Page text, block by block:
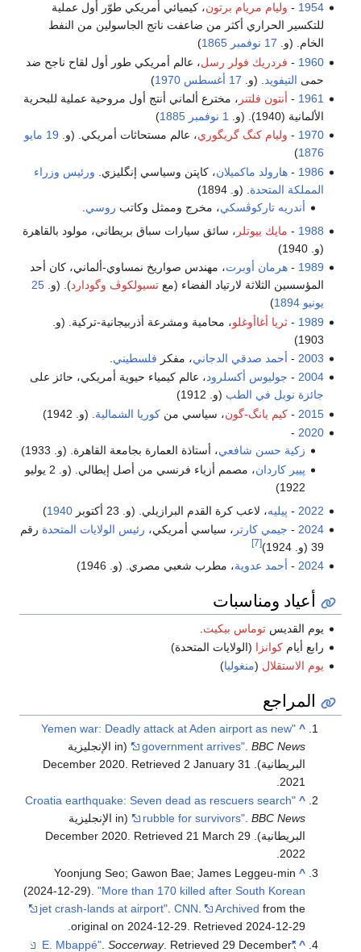
1954
- وليام مريام برتون، كيميائي أمريكي طوّر أول عملية
للتكسير الحراري أكثر من ضاعفت ناتج الجاسولين من النفط
الخام. (و. 17 نوفمبر 1865
)
1960
- فردريك فولر رسل، عالم أمريكي طور أول لقاح ناجح ضد
حمى التيفويد . (و. 17 أغسطس 1970
)
1961
- أنتون فلتنر ، مخترع ألماني أنتج أول مروحية عملية للبحرية
الألمانية (1940). (و.
1 نوفمبر 1885
)
1970
- وليام كنگ گريگوري، عالم مستحاثات أمريكي. (و. 19 مايو
1876
)
1986
-هارولد ماكميلان، كاپتن وسياسي إنگليزي. ورئيس وزراء
المملكة المتحدة . (و. 1894)
أندريه تاركوڤسكي، مخرج وممثل وكاتب روسي
1988
- مايك بيوتلر ، سائق سيارات سباق بريطاني، مولود بالقاهرة
(و. 1940)
1989
-هرمان أوبرت، مهندس صواريخ نمساوي-ألماني، كان أحد
المؤسسين الثلاثة لارتياد الفضاء (معتسيولكوڤ وگودارد). (و.25
يونيو 1894
)
1989
-ثريا أغاأوغلو، محامية ومشرعة أذربيجانية-تركية. (و.
1903)
2003
- أحمد صدقي الدجاني، مفكر فلسطيني
2004
- جوليوس أكسلرود، عالم كيمياء حيوية أمريكي، حائز على
جائزة نوبل في الطب (و. 1912)
2015
-كيم يانگ-گون، سياسي منكوريا الشمالية . (و. 1942)
2020
-
زكية حسن شافعي، أستاذة العمارة بجامعة القاهرة. (و. 1933)
پيير كاردان
، مصمم أزياء فرنسي من أصل إيطالي. (و. 2 يوليو
1922)
2022
- پيليه، لاعب كرة القدم البرازيلي. (و. 23 أكتوبر 1940
)
2024
- جيمي كارتر ، سياسي أمريكي، رئيس الولايات المتحدة رقم
39 (و. 1924)
[7]
2024
- أحمد عدوية، مطرب شعبي مصري. (و. 1946)
أعياد ومناسبات
يوم القديستوماس بيكيت
رابع أيامكوانزا (الولايات المتحدة)
يوم الاستقلال (منغوليا)
المراجع
^
"Yemen war: Deadly attack at Aden airport as new
government arrives" .BBC News
(in الإنجليزية
البريطانية). 31 December 2020
. Retrieved 2 January
2021
^
"Croatia earthquake: Seven dead as rescuers search
rubble for survivors" .BBC News
(in الإنجليزية
البريطانية). 29 December 2020
. Retrieved 21 March
2022
^
Yoonjung Seo; Gawon Bae; James Leggeu-min
(2024-12-29)."More than 170 killed after South Korean
jet crash-lands at airport" .CNN Archived from the
original on 2024-12-29 . Retrieved 2024-12-29
.
^
"E. Mbappé"
.Soccerway. Retrieved 29 December